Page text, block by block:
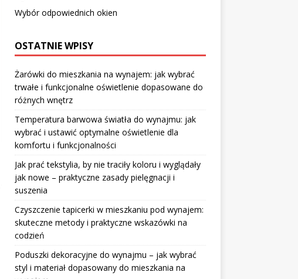
Wybór odpowiednich okien
OSTATNIE WPISY
Żarówki do mieszkania na wynajem: jak wybrać
trwałe i funkcjonalne oświetlenie dopasowane do
różnych wnętrz
Temperatura barwowa światła do wynajmu: jak
wybrać i ustawić optymalne oświetlenie dla
komfortu i funkcjonalności
Jak prać tekstylia, by nie traciły koloru i wyglądały
jak nowe – praktyczne zasady pielęgnacji i
suszenia
Czyszczenie tapicerki w mieszkaniu pod wynajem:
skuteczne metody i praktyczne wskazówki na
codzień
Poduszki dekoracyjne do wynajmu – jak wybrać
styl i materiał dopasowany do mieszkania na